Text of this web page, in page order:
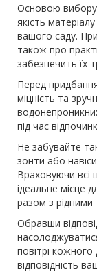
Основою вибору
якість
вашого саду.
також про
забезпечить їх
Перед
міцність та
під час
Не забувайте
зонти або
Враховуючи всі
ідеальне місце
разом з рідними
Обравши
повітрі
відповідність